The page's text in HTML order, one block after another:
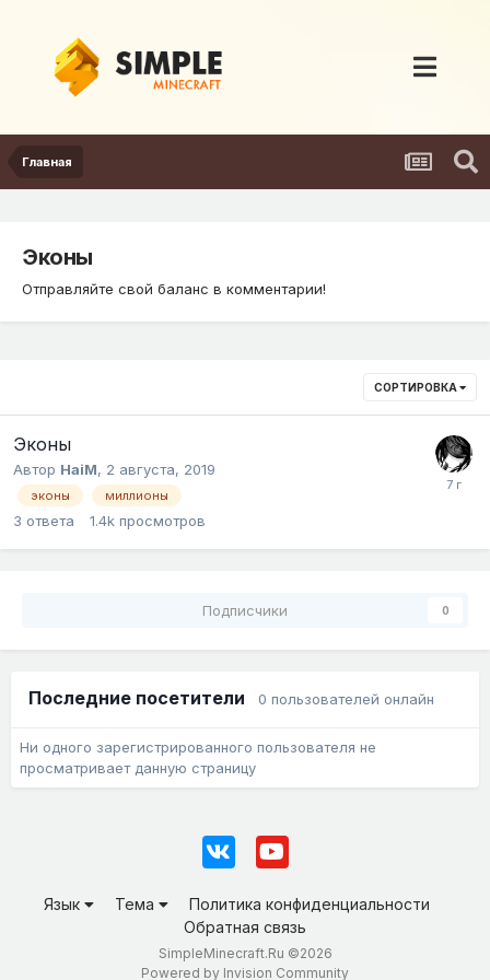
Главная
Эконы
Отправляйте свой баланс в комментарии!
СОРТИРОВКА
Эконы
Автор HaiM, 2 августа, 2019
эконы миллионы
3 ответа 1.4k просмотров
Подписчики 0
Последние посетители 0 пользователей онлайн
Ни одного зарегистрированного пользователя не
просматривает данную страницу
Язык Тема
Политика конфиденциальности
Обратная связь
SimpleMinecraft.Ru ©2026
Powered by Invision Community